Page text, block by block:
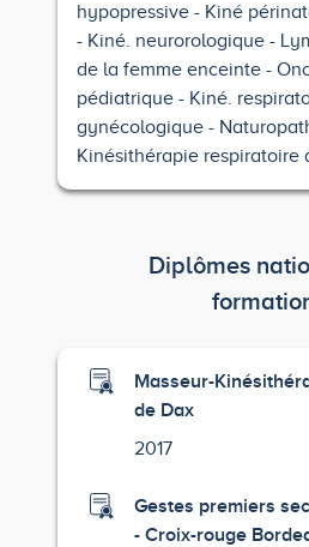
hypopressive
Kiné
Kiné. neurorologique
de la femme enceinte
pédiatrique
Kiné.
gynécologique
Kinésithérapie respiratoire
Diplômes
Masseur-
de Dax
2017
Gestes premiers
- Croix-rouge